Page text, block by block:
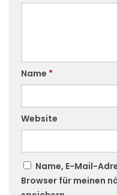
Name *
Website
Name, E-Mail-
Browser für meinen